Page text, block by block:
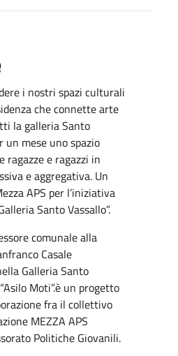
i nostri spazi culturali
che connette arte
la galleria Santo
un mese uno spazio
ragazze e ragazzi in
e aggregativa. Un
APS per l’iniziativa
Santo Vassallo”.
comunale alla
Casale
Galleria Santo
Moti”.è un progetto
fra il collettivo
MEZZA APS
Politiche Giovanili.